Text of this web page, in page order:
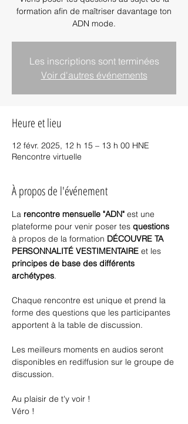
formation afin de maîtriser davantage ton
ADN mode.
Les inscriptions sont terminées
Voir d'autres événements
Heure et lieu
12 févr. 2025, 12 h 15 – 13 h 00 HNE
Rencontre virtuelle
À propos de l'événement
La rencontre mensuelle "ADN" est une
plateforme pour venir poser tes questions
à propos de la formation DÉCOUVRE TA
PERSONNALITÉ VESTIMENTAIRE et les
principes de base des différents
archétypes.
Chaque rencontre est unique et prend la
forme des questions que les participantes
apportent à la table de discussion.
Les meilleurs moments en audios seront
disponibles en rediffusion sur le groupe de
discussion.
Au plaisir de t'y voir !
Véro !